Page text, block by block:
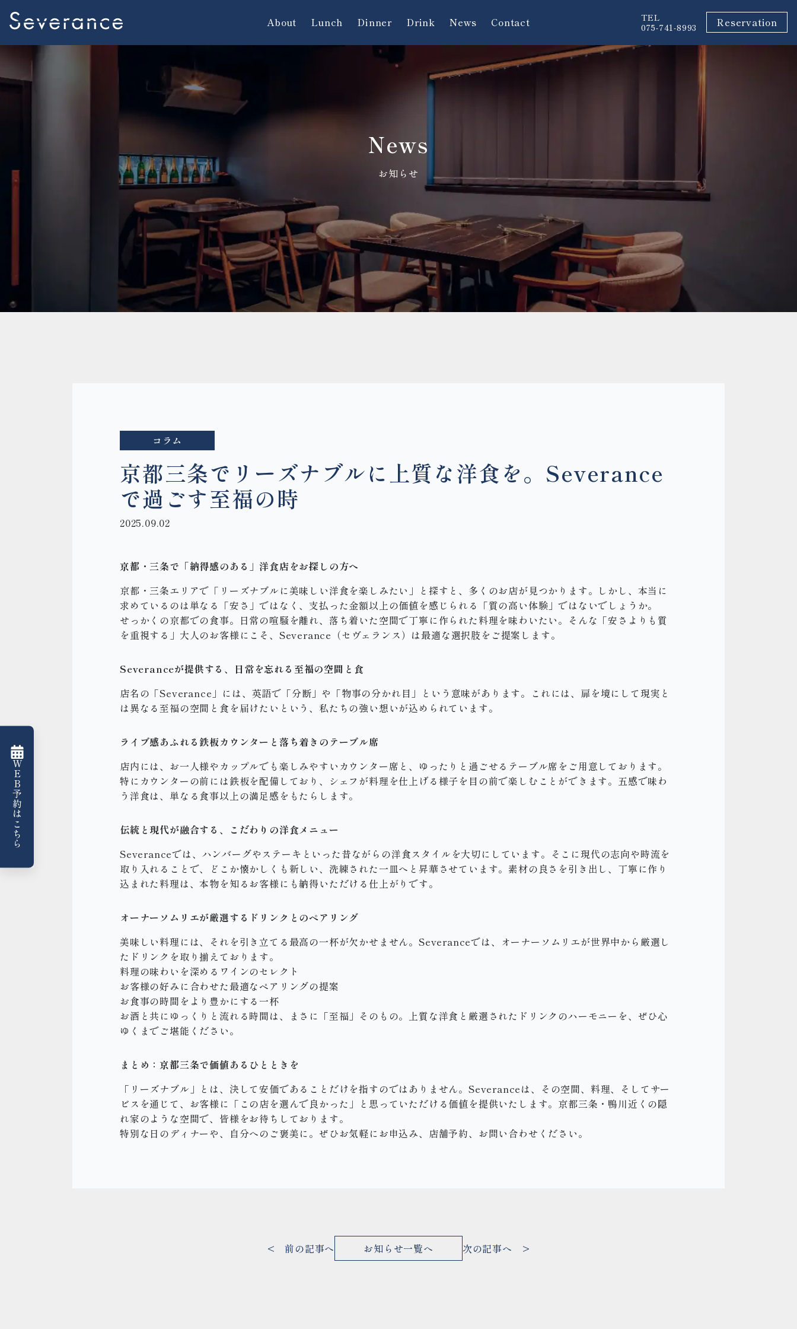
About Lunch Dinner Drink News Contact
TEL
075-741-8993
Reservation
WEB予約はこちら
News
お知らせ
コラム
京都三条でリーズナブルに上質な洋食を。Severance
で過ごす至福の時
2025.09.02
京都・三条で「納得感のある」洋食店をお探しの方へ
京都・三条エリアで「リーズナブルに美味しい洋食を楽しみたい」と探すと、多くのお店が見つかります。しかし、本当に
求めているのは単なる「安さ」ではなく、支払った金額以上の価値を感じられる「質の高い体験」ではないでしょうか。
せっかくの京都での食事。日常の喧騒を離れ、落ち着いた空間で丁寧に作られた料理を味わいたい。そんな「安さよりも質
を重視する」大人のお客様にこそ、Severance（セヴェランス）は最適な選択肢をご提案します。
Severanceが提供する、日常を忘れる至福の空間と食
店名の「Severance」には、英語で「分断」や「物事の分かれ目」という意味があります。これには、扉を境にして現実と
は異なる至福の空間と食を届けたいという、私たちの強い想いが込められています。
ライブ感あふれる鉄板カウンターと落ち着きのテーブル席
店内には、お一人様やカップルでも楽しみやすいカウンター席と、ゆったりと過ごせるテーブル席をご用意しております。
特にカウンターの前には鉄板を配備しており、シェフが料理を仕上げる様子を目の前で楽しむことができます。五感で味わ
う洋食は、単なる食事以上の満足感をもたらします。
伝統と現代が融合する、こだわりの洋食メニュー
Severanceでは、ハンバーグやステーキといった昔ながらの洋食スタイルを大切にしています。そこに現代の志向や時流を
取り入れることで、どこか懐かしくも新しい、洗練された一皿へと昇華させています。素材の良さを引き出し、丁寧に作り
込まれた料理は、本物を知るお客様にも納得いただける仕上がりです。
オーナーソムリエが厳選するドリンクとのペアリング
美味しい料理には、それを引き立てる最高の一杯が欠かせません。Severanceでは、オーナーソムリエが世界中から厳選し
たドリンクを取り揃えております。
料理の味わいを深めるワインのセレクト
お客様の好みに合わせた最適なペアリングの提案
お食事の時間をより豊かにする一杯
お酒と共にゆっくりと流れる時間は、まさに「至福」そのもの。上質な洋食と厳選されたドリンクのハーモニーを、ぜひ心
ゆくまでご堪能ください。
まとめ：京都三条で価値あるひとときを
「リーズナブル」とは、決して安価であることだけを指すのではありません。Severanceは、その空間、料理、そしてサー
ビスを通じて、お客様に「この店を選んで良かった」と思っていただける価値を提供いたします。京都三条・鴨川近くの隠
れ家のような空間で、皆様をお待ちしております。
特別な日のディナーや、自分へのご褒美に。ぜひお気軽にお申込み、店舗予約、お問い合わせください。
< 前の記事へ お知らせ一覧へ 次の記事へ >